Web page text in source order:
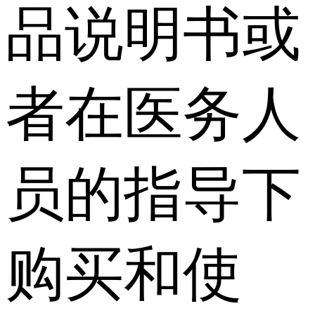
品说明书或
者在医务人
员的指导下
购买和使